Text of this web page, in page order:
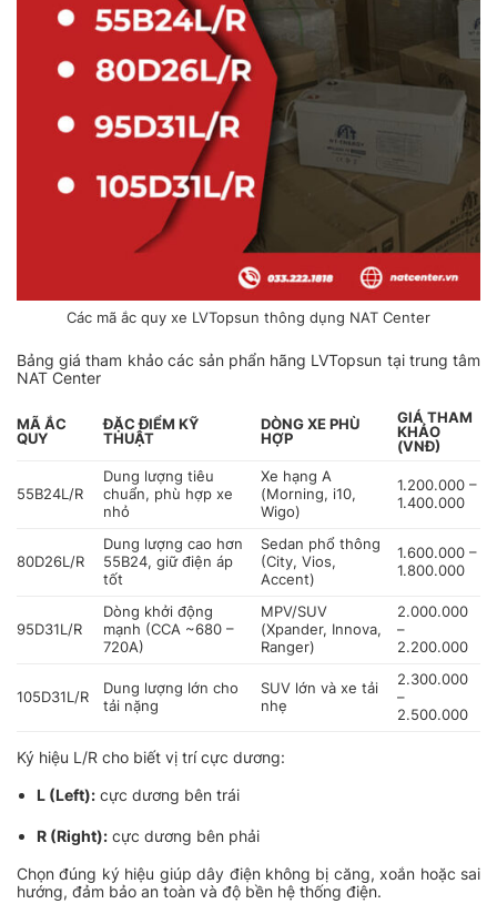
Các mã ắc quy xe LVTopsun thông dụng NAT Center
Bảng giá tham khảo các sản phẩn hãng LVTopsun tại trung tâm
NAT Center
MÃ ẮC
QUY
ĐẶC ĐIỂM KỸ
THUẬT
DÒNG XE PHÙ
HỢP
GIÁ THAM
KHẢO
(VNĐ)
55B24L/R
Dung lượng tiêu
chuẩn, phù hợp xe
nhỏ
Xe hạng A
(Morning, i10,
Wigo)
1.200.000 –
1.400.000
80D26L/R
Dung lượng cao hơn
55B24, giữ điện áp
tốt
Sedan phổ thông
(City, Vios,
Accent)
1.600.000 –
1.800.000
95D31L/R
Dòng khởi động
mạnh (CCA ~680 –
720A)
MPV/SUV
(Xpander, Innova,
Ranger)
2.000.000
–
2.200.000
105D31L/R
Dung lượng lớn cho
tải nặng
SUV lớn và xe tải
nhẹ
2.300.000
–
2.500.000
Ký hiệu L/R cho biết vị trí cực dương:
L (Left): cực dương bên trái
R (Right): cực dương bên phải
Chọn đúng ký hiệu giúp dây điện không bị căng, xoắn hoặc sai
hướng, đảm bảo an toàn và độ bền hệ thống điện.